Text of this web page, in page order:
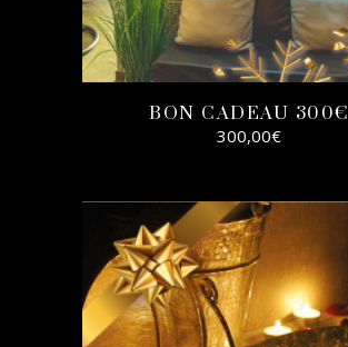
BON CADEAU 300€
300,00€
SELECT
OPTIONS